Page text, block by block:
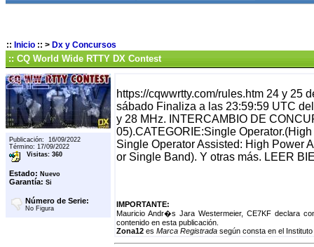
:: Inicio :: > Dx y Concursos
:: CQ World Wide RTTY DX Contest
Publicación: 16/09/2022
Término: 17/09/2022
Visitas: 360
Estado: Nuevo
Garantía: Si
Número de Serie:
No Figura
https://cqwwrtty.com/rules.htm 24 y 25
sábado Finaliza a las 23:59:59 UTC
y 28 MHz. INTERCAMBIO DE
05).CATEGORIE:Single
Single Operator Assisted: High Power
or Single Band). Y otras más. LEER
IMPORTANTE:
Mauricio Andr�s Jara Westermeier, CE7KF declara
contenido en esta publicación.
Zona12 es Marca Registrada según consta en el